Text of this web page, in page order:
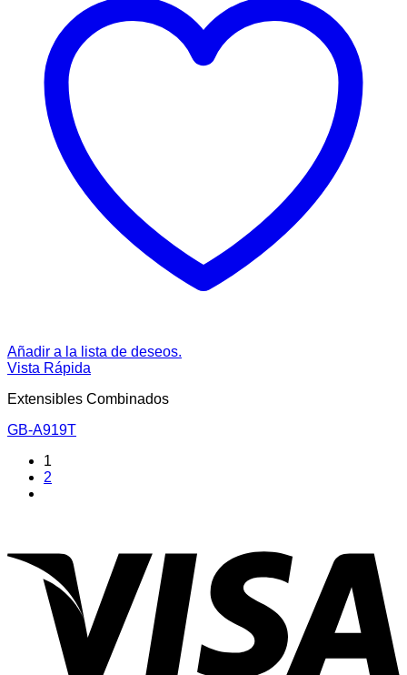
Añadir a la lista de deseos.
Vista Rápida
Extensibles Combinados
GB-A919T
1
2